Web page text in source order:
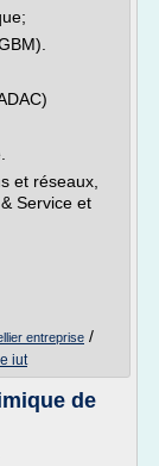
et réseaux,
Service et
entreprise /
iut
de